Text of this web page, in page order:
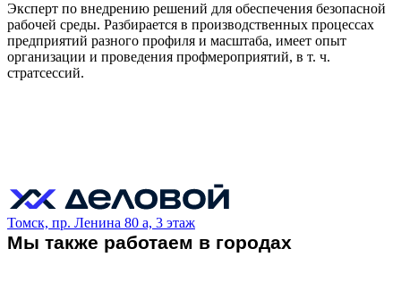
Эксперт по внедрению решений для обеспечения безопасной
рабочей среды. Разбирается в производственных процессах
предприятий разного профиля и масштаба, имеет опыт
организации и проведения профмероприятий, в т. ч.
стратсессий.
Томск, пр. Ленина 80 а, 3 этаж
Мы также работаем в городах